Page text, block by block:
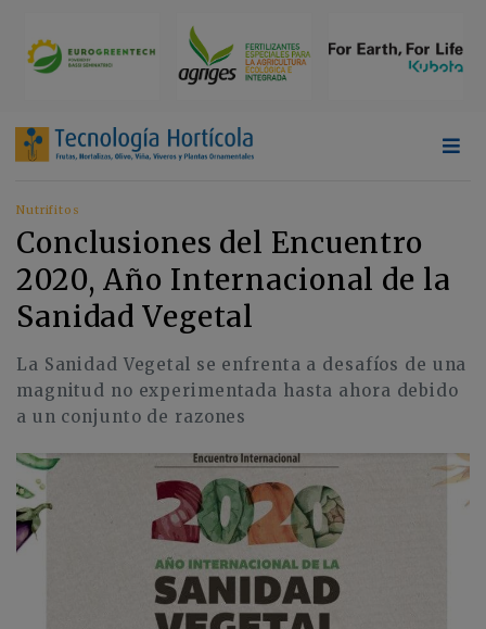
Nutrifitos
Conclusiones del Encuentro
2020, Año Internacional de la
Sanidad Vegetal
La Sanidad Vegetal se enfrenta a desafíos de una
magnitud no experimentada hasta ahora debido
a un conjunto de razones